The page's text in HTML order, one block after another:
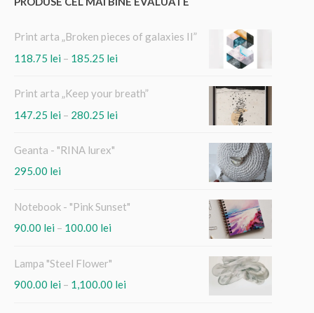
Print arta „Broken pieces of galaxies II”
118.75 lei – 185.25 leiInterval
prețuri:
118.75 lei
până
Print arta „Keep your breath”
147.25 lei – 280.25 leiInterval
280.25 lei
Geanta - "RINA lurex"
295.00 lei
Notebook - "Pink Sunset"
90.00 lei – 100.00 leiInterval
până
Lampa "Steel Flower"
900.00 lei – 1,100.00 leiInterval